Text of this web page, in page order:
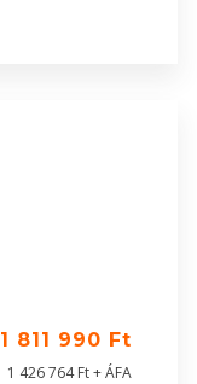
1 811 990 Ft
1 426 764 Ft + ÁFA